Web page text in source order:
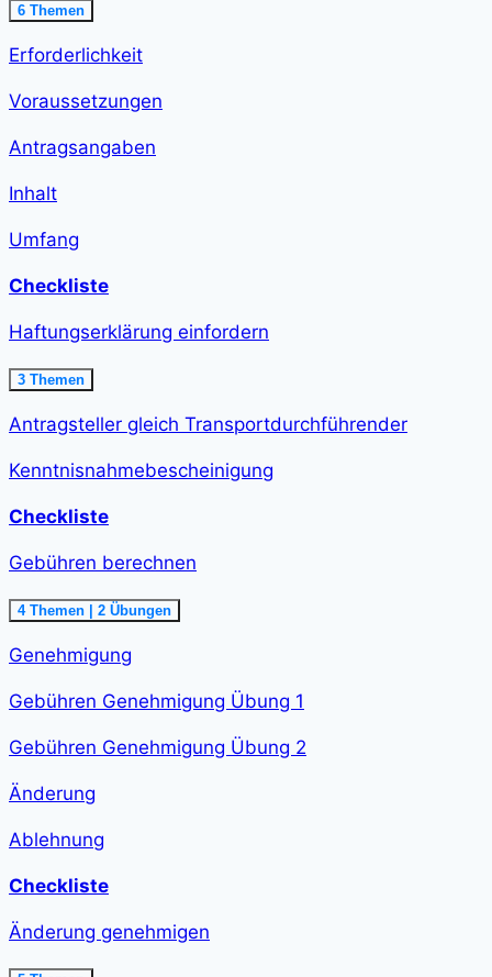
Ausklappen
Ausnahme
erteilen<span
step-
min
</span>
6 Themen
Erforderlichkeit
Voraussetzungen
Antragsangaben
Inhalt
Umfang
Checkliste
Haftungserklärung einfordern
Ausklappen
Haftungserklärung
einfordern<span
step-
min
</span>
3 Themen
Antragsteller gleich Transportdurchführender
Kenntnisnahmebescheinigung
Checkliste
Gebühren berechnen
Ausklappen
Gebühren
berechnen<span
step-
min
</span>
4 Themen 2 Übungen
Genehmigung
Gebühren Genehmigung Übung 1
Gebühren Genehmigung Übung 2
Änderung
Ablehnung
Checkliste
Änderung genehmigen